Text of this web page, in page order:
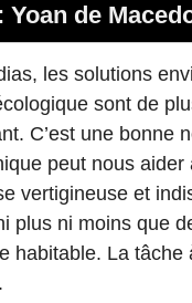
Yoan de
les solutions
sont de
C’est une bonne
peut nous aider
vertigineuse et
plus ni moins que
habitable. La tâche